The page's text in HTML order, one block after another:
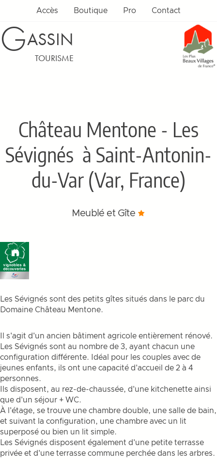
Accès Boutique Pro Contact
GASSIN
TOURISME
Château Mentone - Les
Sévignés à Saint-Antonin-
du-Var (Var, France)
Meublé et Gîte
Les Sévignés sont des petits gîtes situés dans le parc du
Domaine Château Mentone.
Il s'agit d'un ancien bâtiment agricole entièrement rénové.
Les Sévignés sont au nombre de 3, ayant chacun une
configuration différente. Idéal pour les couples avec de
jeunes enfants, ils ont une capacité d'accueil de 2 à 4
personnes.
Ils disposent, au rez-de-chaussée, d'une kitchenette ainsi
que d'un séjour + WC.
À l'étage, se trouve une chambre double, une salle de bain,
et suivant la configuration, une chambre avec un lit
superposé ou bien un lit simple.
Les Sévignés disposent également d'une petite terrasse
privée et d'une terrasse commune perchée dans les arbres.